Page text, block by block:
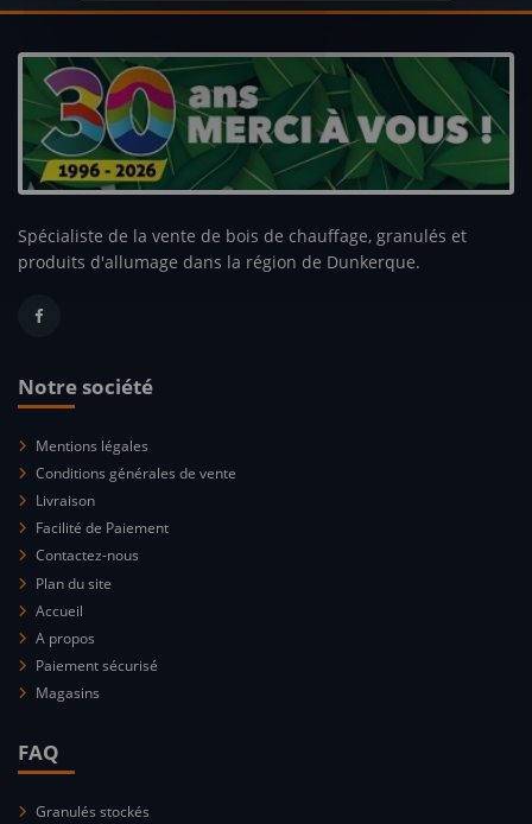
Spécialiste de la vente de bois de chauffage, granulés et
produits d'allumage dans la région de Dunkerque.
Notre société
Mentions légales
Conditions générales de vente
Livraison
Facilité de Paiement
Contactez-nous
Plan du site
Accueil
A propos
Paiement sécurisé
Magasins
FAQ
Granulés stockés